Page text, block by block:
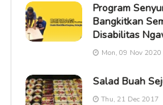
Program
Bangkitkan
Disabilitas
Mon, 09 Nov 2020
Salad Buah
Thu, 21 Dec 2017